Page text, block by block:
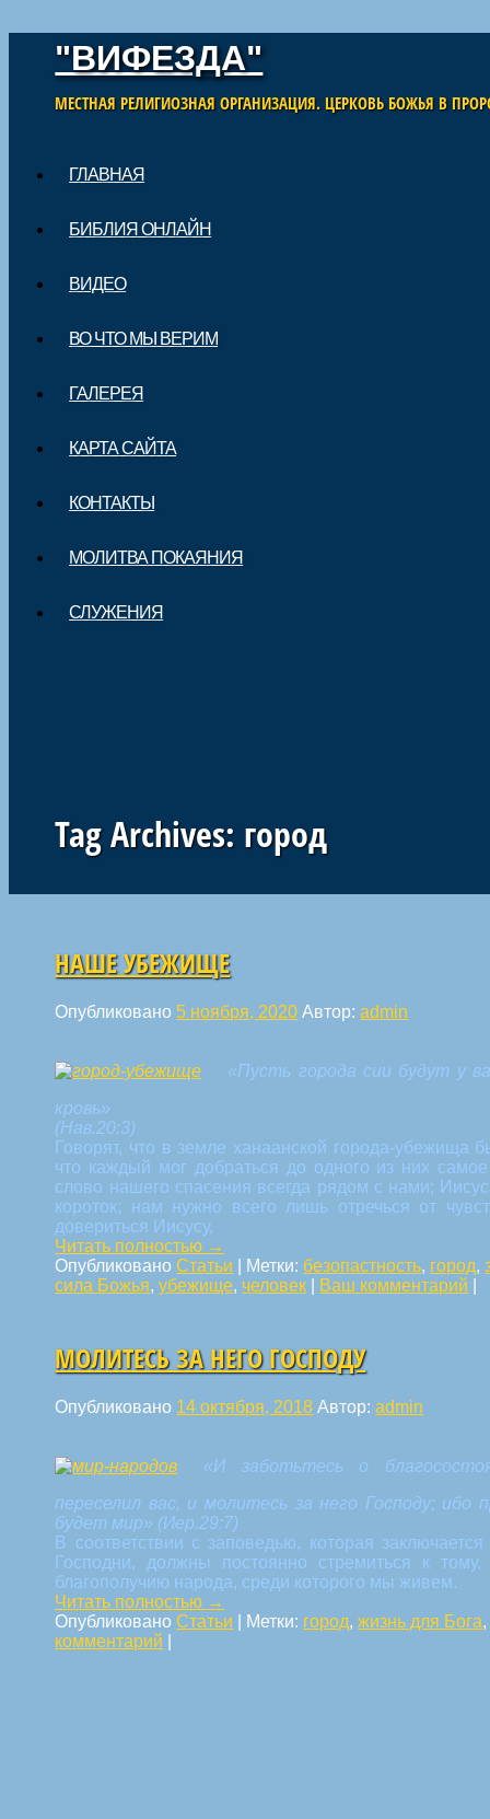
"ВИФЕЗДА"
МЕСТНАЯ РЕЛИГИОЗНАЯ ОРГАНИЗАЦИЯ. ЦЕРКОВЬ БОЖЬЯ В
Main menu
ГЛАВНАЯ
БИБЛИЯ ОНЛАЙН
ВИДЕО
ВО ЧТО МЫ ВЕРИМ
ГАЛЕРЕЯ
КАРТА САЙТА
КОНТАКТЫ
МОЛИТВА ПОКАЯНИЯ
СЛУЖЕНИЯ
Tag Archives: город
Навигация по статьям
НАШЕ УБЕЖИЩЕ
Опубликовано5 ноября, 2020 Автор:admin
«Пусть города сии будут у
кровь»
(Нав.20:3)
Говорят, что в земле ханаанской города-убежища
что каждый мог добраться до одного из них
слово нашего спасения всегда рядом с нами;
короток; нам нужно всего лишь отречься от
довериться Иисусу,
Читать полностью →
ОпубликованоСтатьи Метки: безопастность, город,
сила Божья,убежище, человек Ваш комментарий
МОЛИТЕСЬ ЗА НЕГО ГОСПОДУ
Опубликовано 14 октября, 2018 Автор:admin
«И заботьтесь о
переселил вас, и молитесь за него Господу; ибо
будет мир» (Иер.29:7)
В соответствии с заповедью, которая
Господни, должны постоянно стремиться к
благополучию народа, среди которого мы живем.
Читать полностью →
ОпубликованоСтатьи Метки: город,жизнь для Бога
комментарий